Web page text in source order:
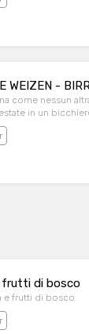
WEIZEN -
come nessun
in un
frutti di bosco
e frutti di bosco